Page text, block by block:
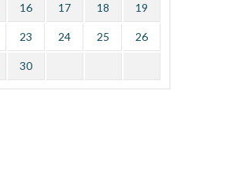
16 17 18 19
23 24 25 26
30